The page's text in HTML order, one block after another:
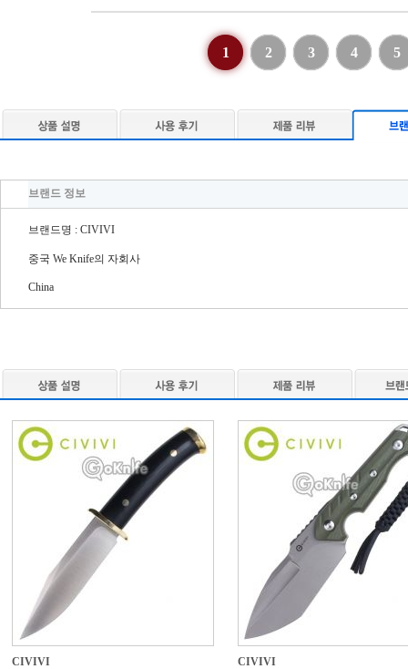
1 2 3 4 5
브랜드 정보
브랜드명 : CIVIVI
중국 We Knife의 자회사
China
CIVIVI
CIVIVI